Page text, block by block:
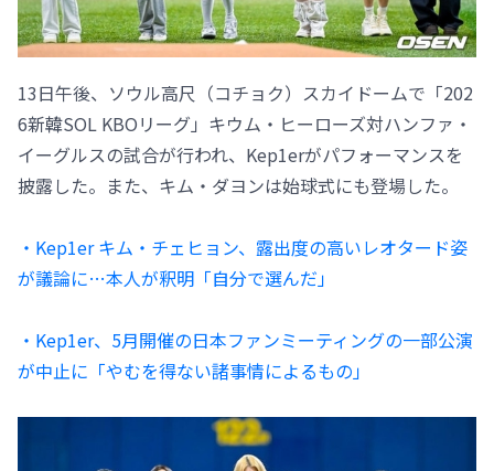
13日午後、ソウル高尺（コチョク）スカイドームで「202
6新韓SOL KBOリーグ」キウム・ヒーローズ対ハンファ・
イーグルスの試合が行われ、Kep1erがパフォーマンスを
披露した。また、キム・ダヨンは始球式にも登場した。
・Kep1er キム・チェヒョン、露出度の高いレオタード姿
が議論に…本人が釈明「自分で選んだ」
・Kep1er、5月開催の日本ファンミーティングの一部公演
が中止に「やむを得ない諸事情によるもの」